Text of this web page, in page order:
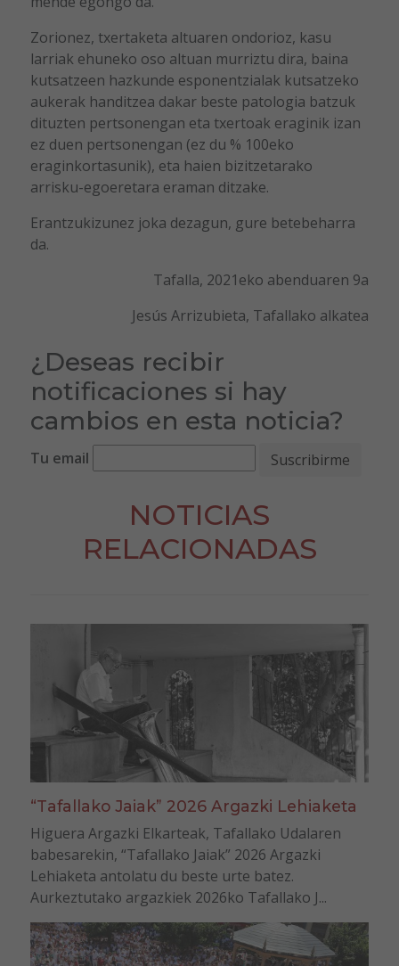
Zorionez, txertaketa altuaren ondorioz, kasu
larriak ehuneko oso altuan murriztu dira, baina
kutsatzeen hazkunde esponentzialak kutsatzeko
aukerak handitzea dakar beste patologia batzuk
dituzten pertsonengan eta txertoak eraginik izan
ez duen pertsonengan (ez du % 100eko
eraginkortasunik), eta haien bizitzetarako
arrisku-egoeretara eraman ditzake.
Erantzukizunez joka dezagun, gure betebeharra
da.
Tafalla, 2021eko abenduaren 9a
Jesús Arrizubieta, Tafallako alkatea
¿Deseas recibir
notificaciones si hay
cambios en esta noticia?
Tu email
NOTICIAS
RELACIONADAS
“Tafallako Jaiak” 2026 Argazki Lehiaketa
Higuera Argazki Elkarteak, Tafallako Udalaren
babesarekin, “Tafallako Jaiak” 2026 Argazki
Lehiaketa antolatu du beste urte batez.
Aurkeztutako argazkiek 2026ko Tafallako J...